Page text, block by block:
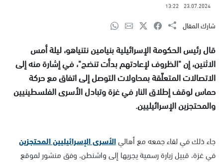
23.07.2024
13:22
شارك المقال
قال رئيس الحكومة الإسرائيلية بنيامين نتنياهو، ليلة أمس
الاثنين، إن "الظروف لإعادتهم بدأت تنضج"، في إشارة منه إلى
الاتصالات المتعلّقة بمحاولات التوصل إلى اتفاق مع حركة
حماس لوقف إطلاق النار في غزة وتبادل الأسرى الفلسطينيين
والمحتجزين الإسرائيليين.
جاء ذلك في لقاء جمعه مع أهاليالأسرى الإسرائيليين المحتجزين
في غزة، قبيل زيارة رسمية يجريها إلى واشنطن، وفق منشور لموقع